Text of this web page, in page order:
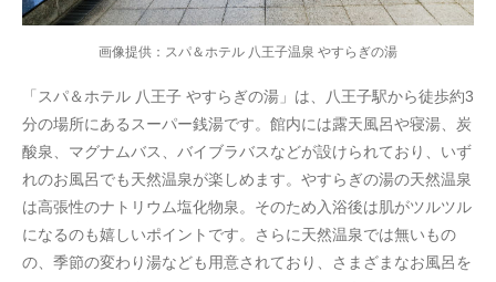
画像提供：スパ＆ホテル 八王子温泉 やすらぎの湯
「スパ＆ホテル 八王子 やすらぎの湯」は、八王子駅から徒歩約3
分の場所にあるスーパー銭湯です。館内には露天風呂や寝湯、炭
酸泉、マグナムバス、バイブラバスなどが設けられており、いず
れのお風呂でも天然温泉が楽しめます。やすらぎの湯の天然温泉
は高張性のナトリウム塩化物泉。そのため入浴後は肌がツルツル
になるのも嬉しいポイントです。さらに天然温泉では無いもの
の、季節の変わり湯なども用意されており、さまざまなお風呂を